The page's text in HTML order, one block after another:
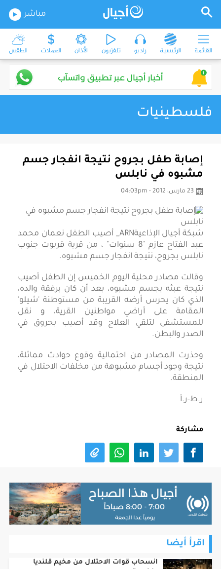
مباشر
القائمة الرئيسية راديو تلفزيون الأذان العملات الطقس
فلسطينيات
إصابة طفل بجروح نتيجة انفجار جسم
مشبوه في نابلس
23 مارس، 2012 - 04:03pm
شبكة أجيال الإذاعيةARN_ أصيب الطفل نعمان محمد
عبد الفتاح عازم "8 سنوات" ، من قرية قريوت جنوب
نابلس بجروح، نتيجة انفجار جسم مشبوه.
وقالت مصادر محلية اليوم الخميس إن الطفل أصيب
نتيجة عبثه بجسم مشبوه، بعد أن كان برفقة والده،
الذي كان يحرس أرضه القريبة من مستوطنة 'شيلو'
المقامة على أراضي مواطنين القرية، و نقل
للمستشفى لتلقي العلاج وقد أصيب بحروق في
الصدر والبطن.
وحذرت المصادر من احتمالية وقوع حوادث مماثلة،
نتيجة وجود أجسام مشبوهة من مخلفات الاحتلال في
المنطقة.
ر.ط-ر.أ
مشاركة
وكفر عقب...